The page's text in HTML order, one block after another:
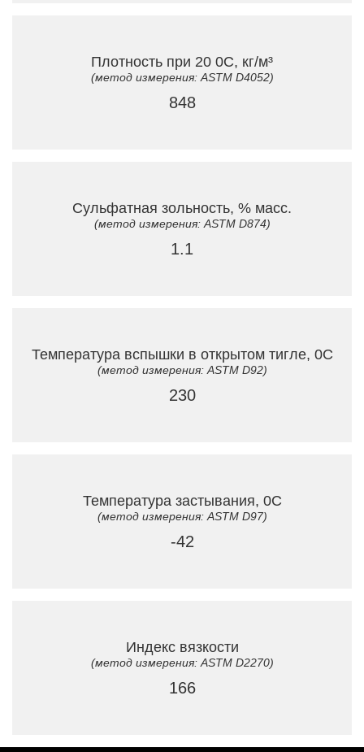
Плотность при 20 0C, кг/м³
(метод измерения: ASTM D4052)
848
Сульфатная зольность, % масс.
(метод измерения: ASTM D874)
1.1
Температура вспышки в открытом тигле, 0C
(метод измерения: ASTM D92)
230
Температура застывания, 0C
(метод измерения: ASTM D97)
-42
Индекс вязкости
(метод измерения: ASTM D2270)
166